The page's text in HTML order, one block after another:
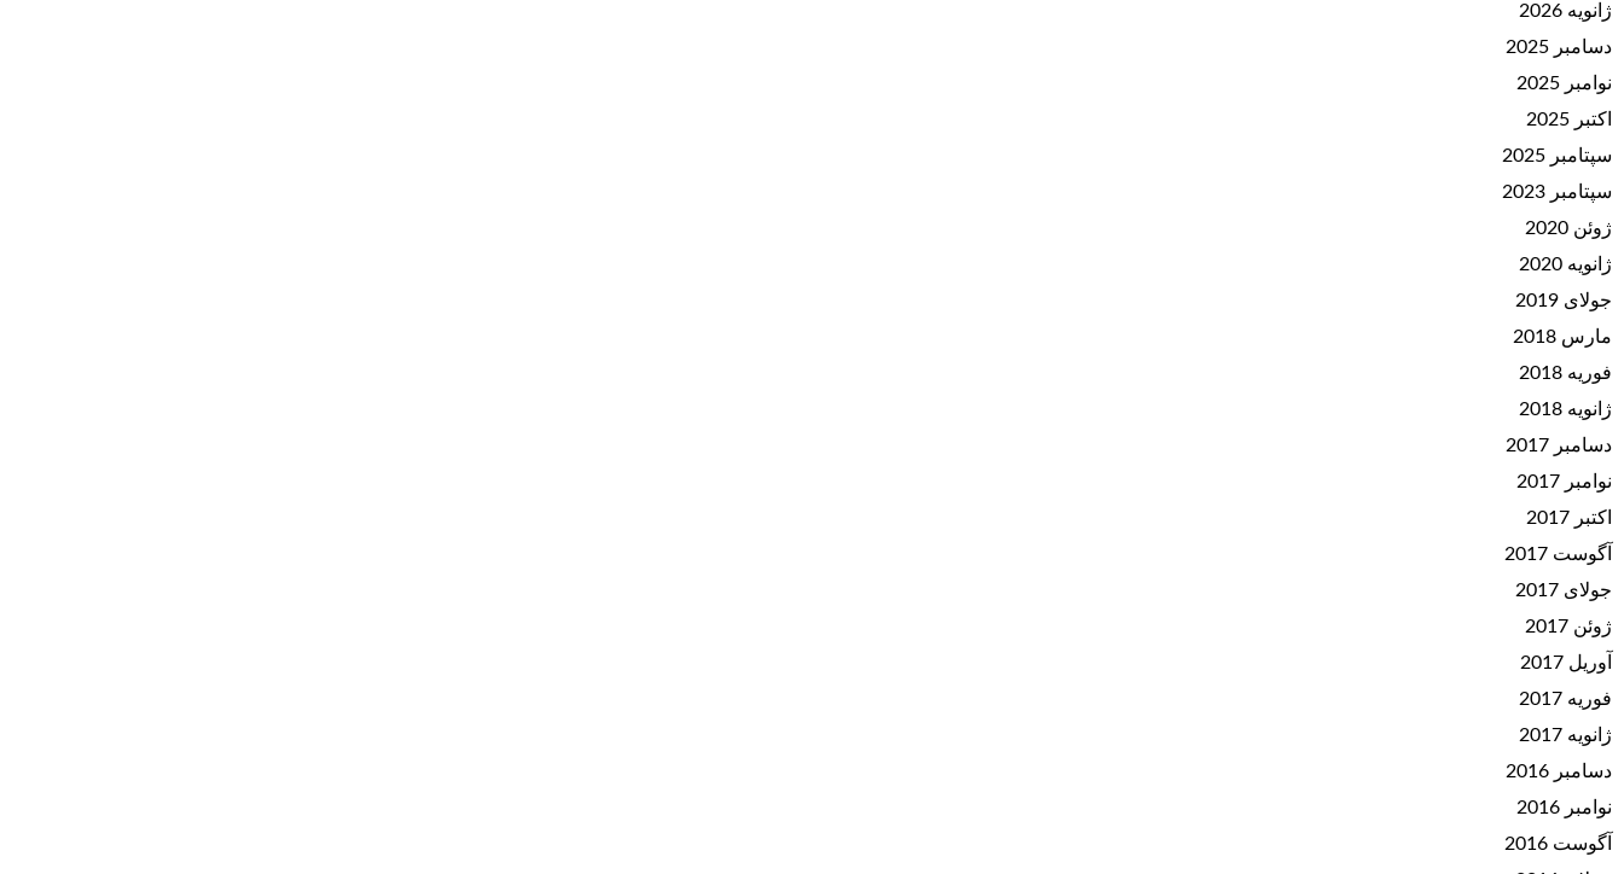
ژانویه 2026
دسامبر 2025
نوامبر 2025
اکتبر 2025
سپتامبر 2025
سپتامبر 2023
ژوئن 2020
ژانویه 2020
جولای 2019
مارس 2018
فوریه 2018
ژانویه 2018
دسامبر 2017
نوامبر 2017
اکتبر 2017
آگوست 2017
جولای 2017
ژوئن 2017
آوریل 2017
فوریه 2017
ژانویه 2017
دسامبر 2016
نوامبر 2016
آگوست 2016